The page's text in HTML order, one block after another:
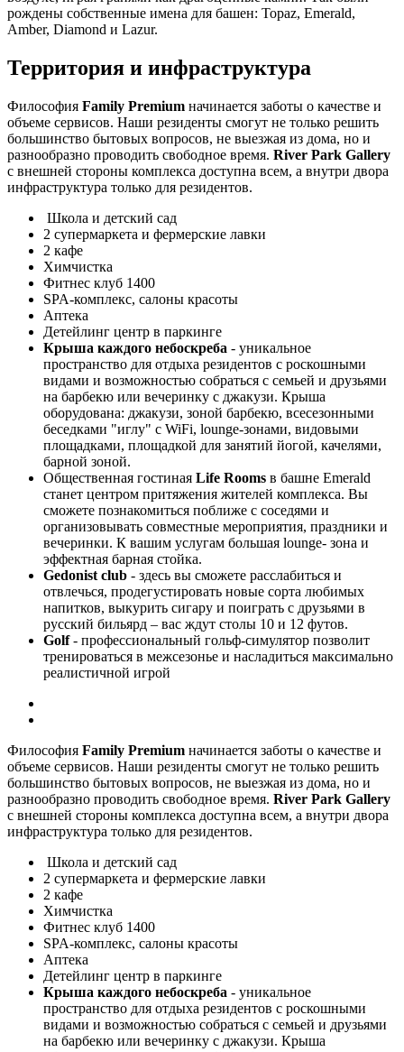
рождены собственные имена для башен: Topaz, Emerald,
Amber, Diamond и Lazur.
Территория и инфраструктура
Философия Family Premium начинается заботы о качестве и
объеме сервисов. Наши резиденты смогут не только решить
большинство бытовых вопросов, не выезжая из дома, но и
разнообразно проводить свободное время. River Park Gallery
с внешней стороны комплекса доступна всем, а внутри двора
инфраструктура только для резидентов.
Школа и детский сад
2 супермаркета и фермерские лавки
2 кафе
Химчистка
Фитнес клуб 1400
SPA-комплекс, салоны красоты
Аптека
Детейлинг центр в паркинге
Крыша каждого небоскреба - уникальное
пространство для отдыха резидентов с роскошными
видами и возможностью собраться с семьей и друзьями
на барбекю или вечеринку с джакузи. Крыша
оборудована: джакузи, зоной барбекю, всесезонными
беседками "иглу" с WiFi, lounge-зонами, видовыми
площадками, площадкой для занятий йогой, качелями,
барной зоной.
Общественная гостиная Life Rooms в башне Emerald
станет центром притяжения жителей комплекса. Вы
сможете познакомиться поближе с соседями и
организовывать совместные мероприятия, праздники и
вечеринки. К вашим услугам большая lounge- зона и
эффектная барная стойка.
Gedonist club - здесь вы сможете расслабиться и
отвлечься, продегустировать новые сорта любимых
напитков, выкурить сигару и поиграть с друзьями в
русский бильярд – вас ждут столы 10 и 12 футов.
Golf- профессиональный гольф-симулятор позволит
тренироваться в межсезонье и насладиться максимально
реалистичной игрой
Философия Family Premium начинается заботы о качестве и
объеме сервисов. Наши резиденты смогут не только решить
большинство бытовых вопросов, не выезжая из дома, но и
разнообразно проводить свободное время. River Park Gallery
с внешней стороны комплекса доступна всем, а внутри двора
инфраструктура только для резидентов.
Школа и детский сад
2 супермаркета и фермерские лавки
2 кафе
Химчистка
Фитнес клуб 1400
SPA-комплекс, салоны красоты
Аптека
Детейлинг центр в паркинге
Крыша каждого небоскреба - уникальное
пространство для отдыха резидентов с роскошными
видами и возможностью собраться с семьей и друзьями
на барбекю или вечеринку с джакузи. Крыша